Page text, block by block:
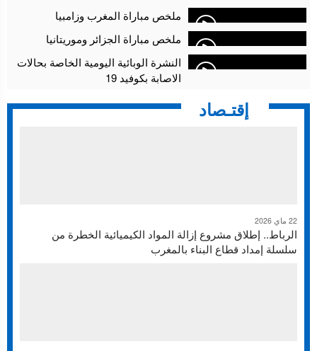
ملخص مباراة المغرب وزامبيا
ملخص مباراة الجزائر وموريتانيا
النشرة الوبائية اليومية الخاصة بحالات
الاصابة بكوفيد 19
إقتـصاد
22 ماي 2026
الرباط.. إطلاق مشروع إزالة المواد الكيميائية الخطرة من
سلسلة إمداد قطاع البناء بالمغرب